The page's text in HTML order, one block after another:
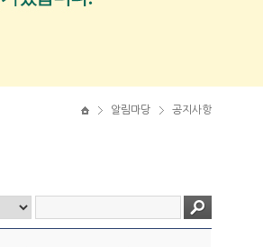
알림마당 공지사항